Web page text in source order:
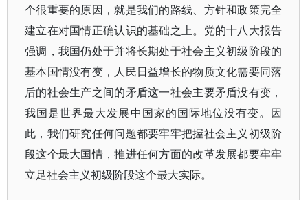
个很重要的原因，就是我们的路线、方针和政策完全
建立在对国情正确认识的基础之上。党的十八大报告
强调，我国仍处于并将长期处于社会主义初级阶段的
基本国情没有变，人民日益增长的物质文化需要同落
后的社会生产之间的矛盾这一社会主要矛盾没有变，
我国是世界最大发展中国家的国际地位没有变。因
此，我们研究任何问题都要牢牢把握社会主义初级阶
段这个最大国情，推进任何方面的改革发展都要牢牢
立足社会主义初级阶段这个最大实际。